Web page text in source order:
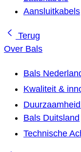
Aansluitkabels
Terug
Over Bals
Bals
Kwaliteit &
Duurzaamheid
Bals Duitsland
Technische